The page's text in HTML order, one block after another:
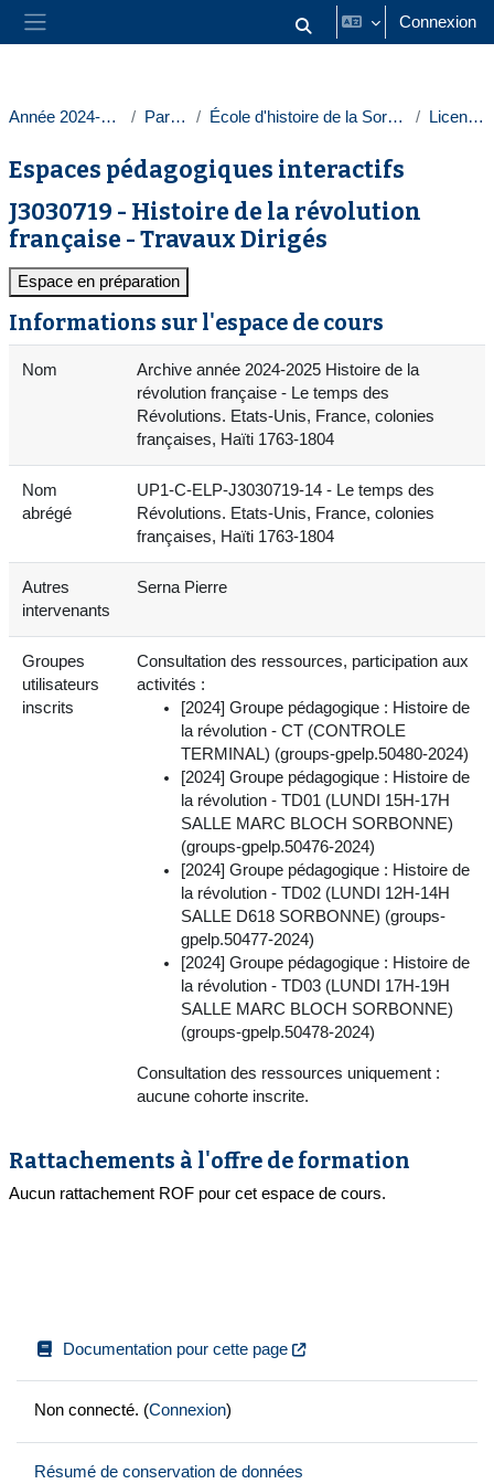
Passer au contenu principal
Panneau latéral Activer/désactiver la saisie
Connexion
Année 2024-2025 Paris 1 École d'histoire de la Sorbonne Licences
Espaces pédagogiques interactifs
J3030719 - Histoire de la révolution
française - Travaux Dirigés
Espace en préparation
Informations sur l'espace de cours
Nom
Archive année 2024-2025 Histoire de la
révolution française - Le temps des
Révolutions. Etats-Unis, France, colonies
françaises, Haïti 1763-1804
Nom
abrégé
UP1-C-ELP-J3030719-14 - Le temps des
Révolutions. Etats-Unis, France, colonies
françaises, Haïti 1763-1804
Autres
intervenants
Serna Pierre
Groupes
utilisateurs
inscrits
Consultation des ressources, participation aux
activités :
[2024] Groupe pédagogique : Histoire de
la révolution - CT (CONTROLE
TERMINAL) (groups-gpelp.50480-2024)
[2024] Groupe pédagogique : Histoire de
la révolution - TD01 (LUNDI 15H-17H
SALLE MARC BLOCH SORBONNE)
(groups-gpelp.50476-2024)
[2024] Groupe pédagogique : Histoire de
la révolution - TD02 (LUNDI 12H-14H
SALLE D618 SORBONNE) (groups-
gpelp.50477-2024)
[2024] Groupe pédagogique : Histoire de
la révolution - TD03 (LUNDI 17H-19H
SALLE MARC BLOCH SORBONNE)
(groups-gpelp.50478-2024)
Consultation des ressources uniquement :
aucune cohorte inscrite.
Rattachements à l'offre de formation
Aucun rattachement ROF pour cet espace de cours.
Documentation pour cette page
Non connecté. (Connexion)
Résumé de conservation de données